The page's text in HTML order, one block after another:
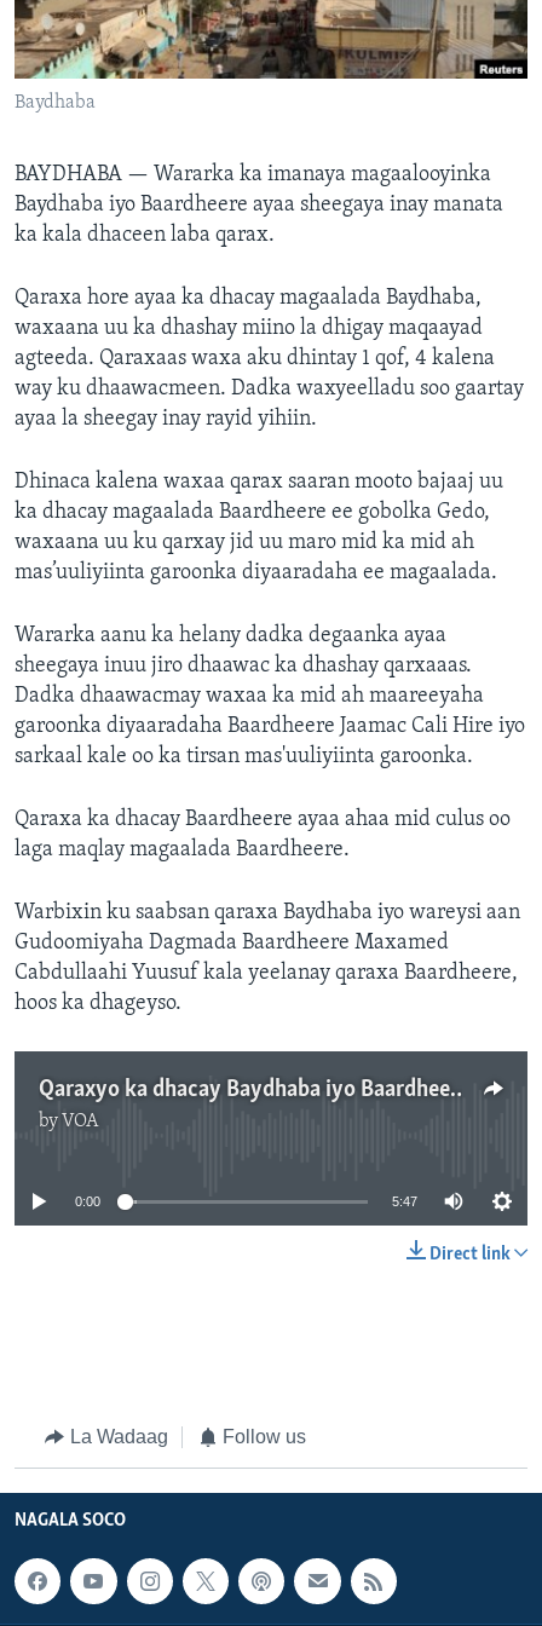
FAAQIDAADDA TODDOBAADKA
DHEXTAALKA TODDOBAADKA
Baydhaba
BAYDHABA — Wararka ka imanaya magaalooyinka
Baydhaba iyo Baardheere ayaa sheegaya inay manata
ka kala dhaceen laba qarax.
Qaraxa hore ayaa ka dhacay magaalada Baydhaba,
waxaana uu ka dhashay miino la dhigay maqaayad
agteeda. Qaraxaas waxa aku dhintay 1 qof, 4 kalena
way ku dhaawacmeen. Dadka waxyeelladu soo gaartay
ayaa la sheegay inay rayid yihiin.
Dhinaca kalena waxaa qarax saaran mooto bajaaj uu
ka dhacay magaalada Baardheere ee gobolka Gedo,
waxaana uu ku qarxay jid uu maro mid ka mid ah
mas’uuliyiinta garoonka diyaaradaha ee magaalada.
Wararka aanu ka helany dadka degaanka ayaa
sheegaya inuu jiro dhaawac ka dhashay qarxaaas.
Dadka dhaawacmay waxaa ka mid ah maareeyaha
garoonka diyaaradaha Baardheere Jaamac Cali Hire iyo
sarkaal kale oo ka tirsan mas'uuliyiinta garoonka.
Qaraxa ka dhacay Baardheere ayaa ahaa mid culus oo
laga maqlay magaalada Baardheere.
Warbixin ku saabsan qaraxa Baydhaba iyo wareysi aan
Gudoomiyaha Dagmada Baardheere Maxamed
Cabdullaahi Yuusuf kala yeelanay qaraxa Baardheere,
hoos ka dhageyso.
Qaraxyo ka dhacay Baydhaba iyo Baardheere
by VOA
0:00 5:47
Direct link
La Wadaag Follow us
NAGALA SOCO